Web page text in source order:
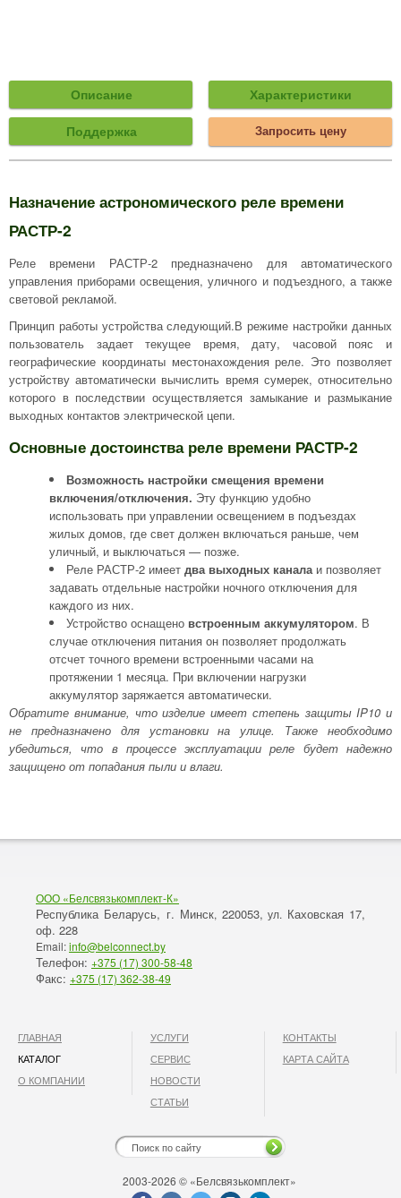
Описание Характеристики
Поддержка Запросить цену
Назначение астрономического реле времени
РАСТР-2
Реле времени РАСТР-2 предназначено для автоматического
управления приборами освещения, уличного и подъездного, а также
световой рекламой.
Принцип работы устройства следующий.В режиме настройки данных
пользователь задает текущее время, дату, часовой пояс и
географические координаты местонахождения реле. Это позволяет
устройству автоматически вычислить время сумерек, относительно
которого в последствии осуществляется замыкание и размыкание
выходных контактов электрической цепи.
Основные достоинства реле времени РАСТР-2
Возможность настройки смещения времени
включения/отключения. Эту функцию удобно
использовать при управлении освещением в подъездах
жилых домов, где свет должен включаться раньше, чем
уличный, и выключаться — позже.
Реле РАСТР-2 имеет два выходных канала и позволяет
задавать отдельные настройки ночного отключения для
каждого из них.
Устройство оснащено встроенным аккумулятором. В
случае отключения питания он позволяет продолжать
отсчет точного времени встроенными часами на
протяжении 1 месяца. При включении нагрузки
аккумулятор заряжается автоматически.
Обратите внимание, что изделие имеет степень защиты IP10 и
не предназначено для установки на улице. Также необходимо
убедиться, что в процессе эксплуатации реле будет надежно
защищено от попадания пыли и влаги.
ООО «Белсвязькомплект-К»
Республика Беларусь, г. Минск, 220053, ул. Каховская 17,
оф. 228
Email:info@belconnect.by
Телефон: +375 (17) 300-58-48
Факс: +375 (17) 362-38-49
ГЛАВНАЯ
КАТАЛОГ
О КОМПАНИИ
УСЛУГИ
СЕРВИС
НОВОСТИ
СТАТЬИ
КОНТАКТЫ
КАРТА САЙТА
2003-2026 © «Белсвязькомплект»